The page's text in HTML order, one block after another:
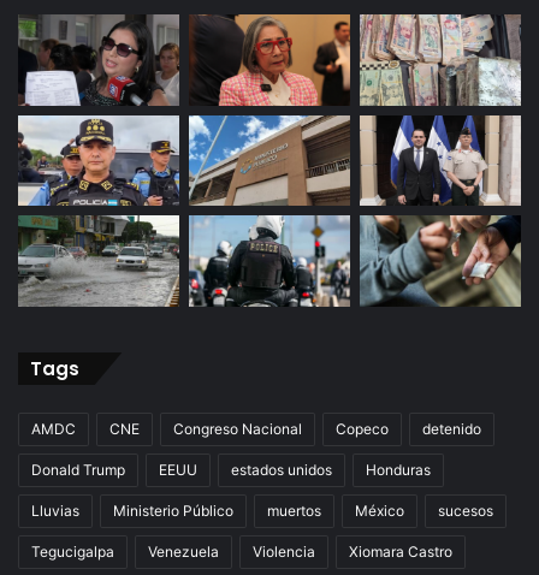
Tags
AMDC CNE Congreso Nacional Copeco detenido
Donald Trump EEUU estados unidos Honduras
Lluvias Ministerio Público muertos México sucesos
Tegucigalpa Venezuela Violencia Xiomara Castro